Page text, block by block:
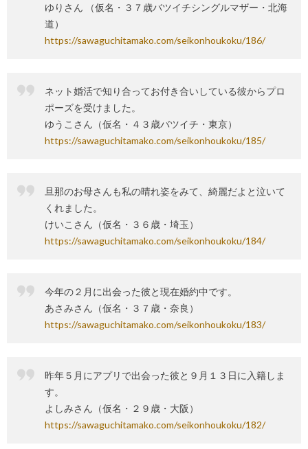
ゆりさん （仮名・３７歳バツイチシングルマザー・北海
道）
https://sawaguchitamako.com/seikonhoukoku/186/
ネット婚活で知り合ってお付き合いしている彼からプロ
ポーズを受けました。
ゆうこさん（仮名・４３歳バツイチ・東京）
https://sawaguchitamako.com/seikonhoukoku/185/
旦那のお母さんも私の晴れ姿をみて、綺麗だよと泣いて
くれました。
けいこさん（仮名・３６歳・埼玉）
https://sawaguchitamako.com/seikonhoukoku/184/
今年の２月に出会った彼と現在婚約中です。
あさみさん（仮名・３７歳・奈良）
https://sawaguchitamako.com/seikonhoukoku/183/
昨年５月にアプリで出会った彼と９月１３日に入籍しま
す。
よしみさん（仮名・２９歳・大阪）
https://sawaguchitamako.com/seikonhoukoku/182/